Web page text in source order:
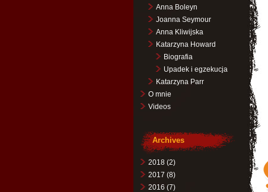
Anna Boleyn
Joanna Seymour
Anna Kliwijska
Katarzyna Howard
Biografia
Upadek i egzekucja
Katarzyna Parr
O mnie
Videos
Archives
2018 (2)
2017 (8)
2016 (7)